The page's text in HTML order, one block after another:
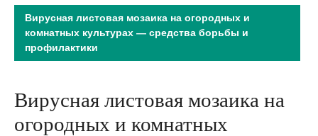
Вирусная листовая мозаика на огородных и
комнатных культурах — средства борьбы и
профилактики
Вирусная листовая мозаика на
огородных и комнатных